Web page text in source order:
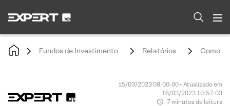
Fundos de Investimento Relatórios Como a
15/03/2023 08:00:00 • Atualizado em
16/03/2023 10:57:03
7 minutos de leitura